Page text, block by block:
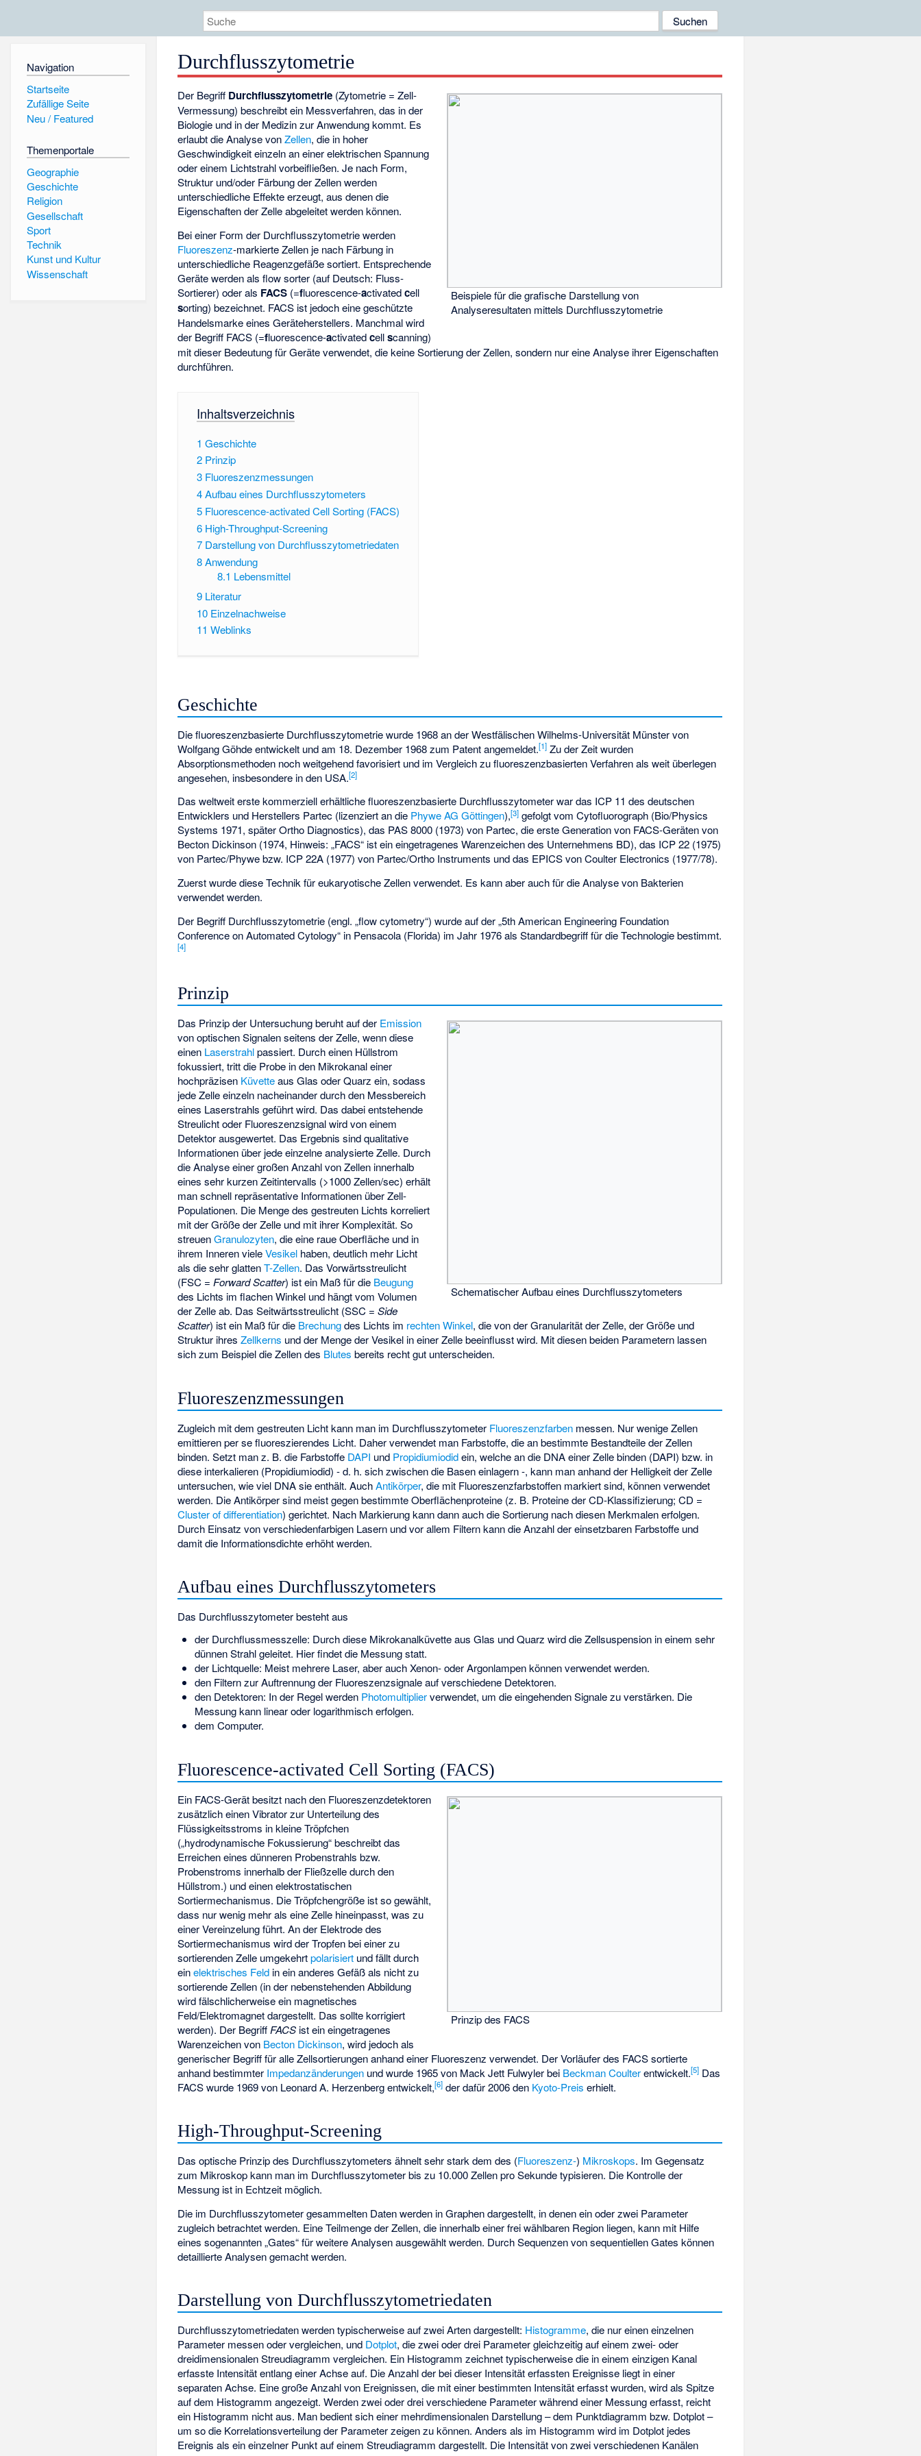
Navigation
Startseite
Zufällige Seite
Neu / Featured
Themenportale
Geographie
Geschichte
Religion
Gesellschaft
Sport
Technik
Kunst und Kultur
Wissenschaft
Durchflusszytometrie
Beispiele für die grafische Darstellung von
Analyseresultaten mittels Durchflusszytometrie
Der Begriff Durchflusszytometrie (Zytometrie = Zell-
Vermessung) beschreibt ein Messverfahren, das in der
Biologie und in der Medizin zur Anwendung kommt. Es
erlaubt die Analyse vonZellen, die in hoher
Geschwindigkeit einzeln an einer elektrischen Spannung
oder einem Lichtstrahl vorbeifließen. Je nach Form,
Struktur und/oder Färbung der Zellen werden
unterschiedliche Effekte erzeugt, aus denen die
Eigenschaften der Zelle abgeleitet werden können.
Bei einer Form der Durchflusszytometrie werden
Fluoreszenz-markierte Zellen je nach Färbung in
unterschiedliche Reagenzgefäße sortiert. Entsprechende
Geräte werden als flow sorter (auf Deutsch: Fluss-
Sortierer) oder als FACS (=fluorescence-activatedcell
sorting) bezeichnet. FACS ist jedoch eine geschützte
Handelsmarke eines Geräteherstellers. Manchmal wird
der Begriff FACS (=fluorescence-activatedcellscanning)
mit dieser Bedeutung für Geräte verwendet, die keine Sortierung der Zellen, sondern nur eine Analyse ihrer Eigenschaften
durchführen.
Inhaltsverzeichnis
1 Geschichte
2 Prinzip
3 Fluoreszenzmessungen
4Aufbau eines Durchflusszytometers
5 Fluorescence-activated Cell Sorting(FACS)
6 High-Throughput-Screening
7 Darstellung von Durchflusszytometriedaten
8Anwendung
8.1 Lebensmittel
9 Literatur
10 Einzelnachweise
11 Weblinks
Geschichte
Die fluoreszenzbasierte Durchflusszytometrie wurde 1968 an derWestfälischen Wilhelms-Universität Münstervon
Wolfgang Göhdeentwickelt und am 18. Dezember 1968 zum Patent angemeldet.[1] Zu der Zeit wurden
Absorptionsmethoden noch weitgehend favorisiert und im Vergleich zu fluoreszenzbasierten Verfahren als weit überlegen
angesehen, insbesondere in den USA.[2]
Das weltweit erste kommerziell erhältliche fluoreszenzbasierte Durchflusszytometer war das ICP 11 des deutschen
Entwicklers und Herstellers Partec (lizenziert an die Phywe AG Göttingen),[3] gefolgt vom Cytofluorograph (Bio/Physics
Systems 1971, später Ortho Diagnostics), das PAS 8000 (1973) von Partec, die erste Generation von FACS-Geräten von
Becton Dickinson (1974, Hinweis: „FACS“ ist ein eingetragenes Warenzeichen des Unternehmens BD), das ICP 22 (1975)
von Partec/Phywe bzw. ICP 22A (1977) von Partec/Ortho Instruments und das EPICS vonCoulter Electronics (1977/78).
Zuerst wurde diese Technik füreukaryotischeZellen verwendet. Es kann aber auch für die Analyse von Bakterien
verwendet werden.
Der Begriff Durchflusszytometrie (engl. „flow cytometry“) wurde auf der „5th American Engineering Foundation
Conference on Automated Cytology“ in Pensacola (Florida) im Jahr 1976 als Standardbegriff für die Technologie bestimmt.
[4]
Prinzip
Schematischer Aufbau eines Durchflusszytometers
Das Prinzip der Untersuchung beruht auf der Emission
von optischen Signalen seitens der Zelle, wenn diese
einen Laserstrahlpassiert. Durch einen Hüllstrom
fokussiert, tritt die Probe in den Mikrokanal einer
hochpräzisen Küvetteaus Glas oder Quarz ein, sodass
jede Zelle einzeln nacheinander durch den Messbereich
eines Laserstrahls geführt wird. Das dabei entstehende
Streulicht oder Fluoreszenzsignal wird von einem
Detektor ausgewertet. Das Ergebnis sind qualitative
Informationen über jedeeinzelne analysierte Zelle. Durch
die Analyse einer großen Anzahl von Zellen innerhalb
eines sehr kurzen Zeitintervalls (>1000 Zellen/sec) erhält
man schnell repräsentative Informationen über Zell-
Populationen. Die Menge des gestreuten Lichts korreliert
mit der Größe der Zelle und mit ihrer Komplexität. So
streuenGranulozyten, die eine raue Oberfläche und in
ihrem Inneren vieleVesikel haben, deutlich mehr Licht
als die sehr glattenT-Zellen. Das Vorwärtsstreulicht
(FSC = Forward Scatter) ist ein Maß für die Beugung
des Lichts im flachen Winkel und hängt vom Volumen
der Zelle ab. Das Seitwärtsstreulicht (SSC =Side
Scatter) ist ein Maß für die Brechungdes Lichts im rechten Winkel, die von der Granularität der Zelle, der Größe und
Struktur ihresZellkerns und der Menge der Vesikel in einer Zelle beeinflusst wird. Mit diesen beiden Parametern lassen
sich zum Beispiel die Zellen des Blutes bereits recht gut unterscheiden.
Fluoreszenzmessungen
Zugleich mit dem gestreuten Licht kann man im Durchflusszytometer Fluoreszenzfarben messen. Nur wenige Zellen
emittieren per se fluoreszierendes Licht. Daher verwendet man Farbstoffe, die an bestimmte Bestandteile der Zellen
binden. Setzt man z. B. die Farbstoffe DAPI und Propidiumiodidein, welche an die DNA einer Zelle binden (DAPI) bzw. in
diese interkalieren (Propidiumiodid) - d. h. sich zwischen die Basen einlagern -, kann man anhand der Helligkeit der Zelle
untersuchen, wie viel DNA sie enthält. AuchAntikörper, die mit Fluoreszenzfarbstoffen markiert sind, können verwendet
werden. Die Antikörper sind meist gegen bestimmte Oberflächenproteine (z. B. Proteine der CD-Klassifizierung; CD =
Cluster of differentiation) gerichtet. Nach Markierung kann dann auch die Sortierung nach diesen Merkmalen erfolgen.
Durch Einsatz von verschiedenfarbigen Lasern und vor allem Filtern kann die Anzahl der einsetzbaren Farbstoffe und
damit die Informationsdichte erhöht werden.
Aufbau eines Durchflusszytometers
Das Durchflusszytometer besteht aus
der Durchflussmesszelle: Durch diese Mikrokanalküvette aus Glas und Quarz wird die Zellsuspension in einem sehr
dünnen Strahl geleitet. Hier findet die Messung statt.
der Lichtquelle: Meist mehrere Laser, aber auch Xenon- oder Argonlampen können verwendet werden.
den Filtern zur Auftrennung der Fluoreszenzsignale auf verschiedene Detektoren.
den Detektoren: In der Regel werden Photomultiplierverwendet, um die eingehenden Signale zu verstärken. Die
Messung kann linear oder logarithmisch erfolgen.
dem Computer.
Fluorescence-activated Cell Sorting (FACS)
Prinzip des FACS
Ein FACS-Gerät besitzt nach den Fluoreszenzdetektoren
zusätzlich einen Vibrator zur Unterteilung des
Flüssigkeitsstroms in kleine Tröpfchen
(„hydrodynamische Fokussierung“ beschreibt das
Erreichen eines dünneren Probenstrahls bzw.
Probenstroms innerhalb der Fließzelle durch den
Hüllstrom.) und einen elektrostatischen
Sortiermechanismus. Die Tröpfchengröße ist so gewählt,
dass nur wenig mehr als eine Zelle hineinpasst, was zu
einer Vereinzelung führt. An der Elektrode des
Sortiermechanismus wird der Tropfen bei einer zu
sortierenden Zelle umgekehrtpolarisiert und fällt durch
einelektrisches Feld in ein anderes Gefäß als nicht zu
sortierende Zellen (in der nebenstehenden Abbildung
wird fälschlicherweise ein magnetisches
Feld/Elektromagnet dargestellt. Das sollte korrigiert
werden). Der Begriff FACS ist eineingetragenes
Warenzeichenvon Becton Dickinson, wird jedoch als
generischer Begriff für alle Zellsortierungen anhand einer Fluoreszenz verwendet. Der Vorläufer des FACS sortierte
anhand bestimmter Impedanzänderungen und wurde 1965 von Mack Jett Fulwylerbei Beckman Coulterentwickelt.[5] Das
FACS wurde 1969 von Leonard A. Herzenbergentwickelt,[6] der dafür 2006 den Kyoto-Preis erhielt.
High-Throughput-Screening
Das optische Prinzip des Durchflusszytometers ähnelt sehr stark dem des (Fluoreszenz-) Mikroskops. Im Gegensatz
zum Mikroskop kann man im Durchflusszytometer bis zu 10.000 Zellen pro Sekunde typisieren. Die Kontrolle der
Messung ist in Echtzeit möglich.
Die im Durchflusszytometer gesammelten Daten werden in Graphen dargestellt, in denen ein oder zwei Parameter
zugleich betrachtet werden. Eine Teilmenge der Zellen, die innerhalb einer frei wählbaren Region liegen, kann mit Hilfe
eines sogenannten „Gates“ für weitere Analysen ausgewählt werden. Durch Sequenzen von sequentiellen Gates können
detaillierte Analysen gemacht werden.
Darstellung von Durchflusszytometriedaten
Durchflusszytometriedaten werden typischerweise auf zwei Arten dargestellt: Histogramme, die nur einen einzelnen
Parameter messen oder vergleichen, und Dotplot, die zwei oder drei Parameter gleichzeitig auf einem zwei- oder
dreidimensionalen Streudiagramm vergleichen. Ein Histogramm zeichnet typischerweise die in einem einzigen Kanal
erfasste Intensität entlang einer Achse auf. Die Anzahl der bei dieser Intensität erfassten Ereignisse liegt in einer
separaten Achse. Eine große Anzahl von Ereignissen, die mit einer bestimmten Intensität erfasst wurden, wird als Spitze
auf dem Histogramm angezeigt. Werden zwei oder drei verschiedene Parameter während einer Messung erfasst, reicht
ein Histogramm nicht aus. Man bedient sich einer mehrdimensionalen Darstellung – dem Punktdiagramm bzw. Dotplot –
um so die Korrelationsverteilung der Parameter zeigen zu können. Anders als im Histogramm wird im Dotplot jedes
Ereignis als ein einzelner Punkt auf einem Streudiagramm dargestellt. Die Intensität von zwei verschiedenen Kanälen